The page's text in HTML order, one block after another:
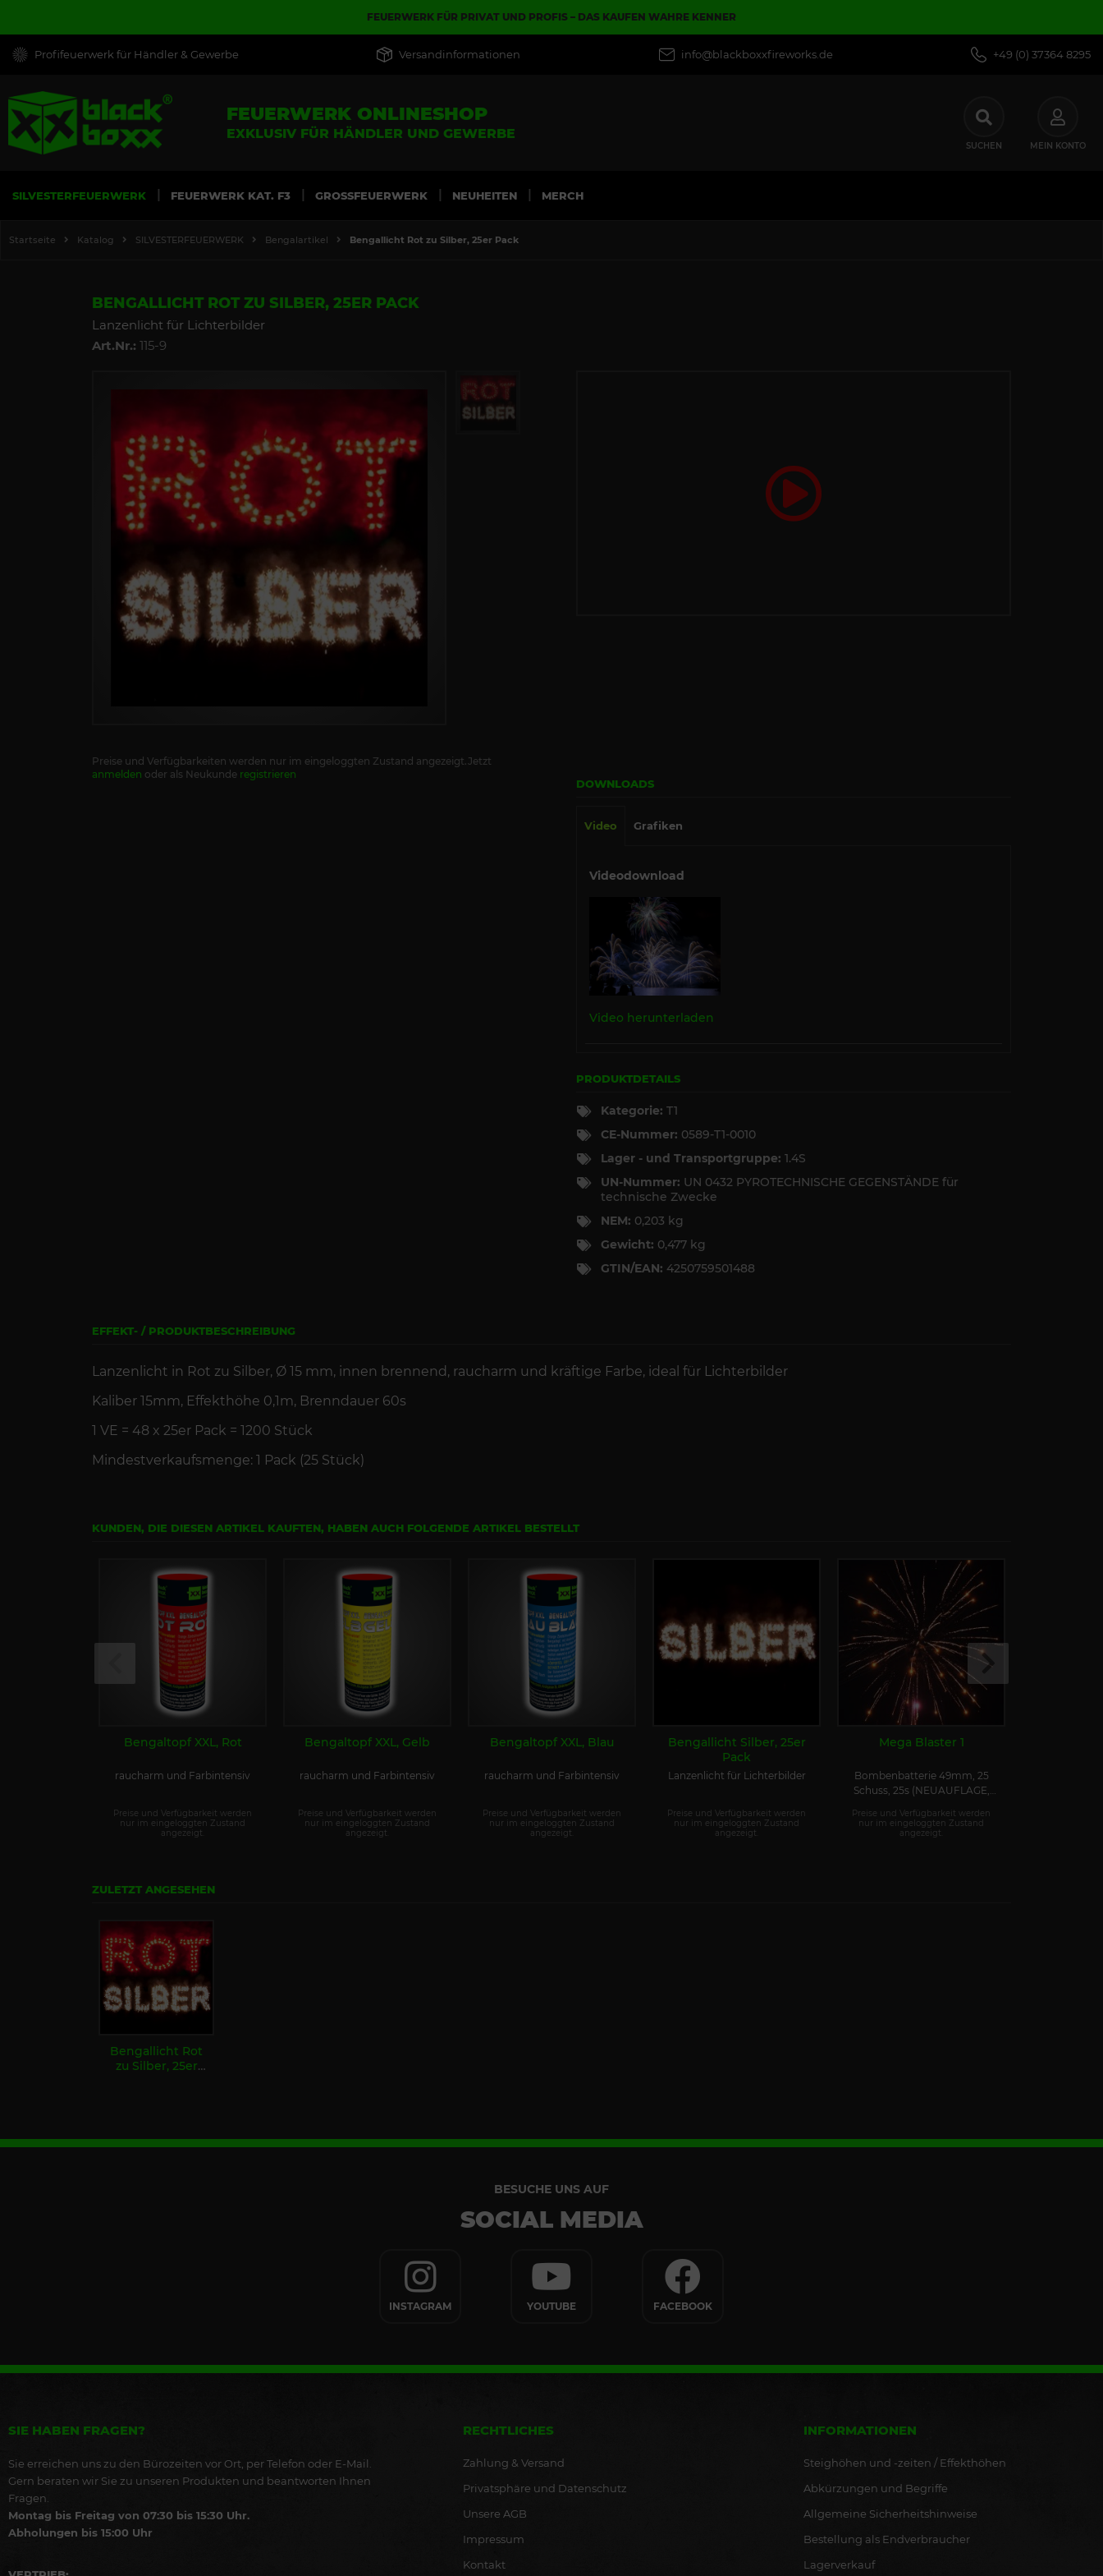
FEUERWERK FÜR PRIVAT UND PROFIS – DAS KAUFEN WAHRE KENNER
Profifeuerwerk für Händler & Gewerbe Versandinformationen info@blackboxxfireworks.de +49 (0) 37364 8295
FEUERWERK ONLINESHOP
EXKLUSIV FÜR HÄNDLER UND GEWERBE
SUCHEN MEIN KONTO
SILVESTERFEUERWERK FEUERWERK KAT. F3 GROSSFEUERWERK NEUHEITEN MERCH
Startseite Katalog SILVESTERFEUERWERK Bengalartikel Bengallicht Rot zu Silber, 25er Pack
BENGALLICHT ROT ZU SILBER, 25ER PACK
Lanzenlicht für Lichterbilder
Art.Nr.: 115-9
Preise und Verfügbarkeiten werden nur im eingeloggten Zustand angezeigt.Jetzt
anmelden oder als Neukunde registrieren
DOWNLOADS
Video Grafiken
Videodownload
Video herunterladen
PRODUKTDETAILS
Kategorie: T1
CE-Nummer: 0589-T1-0010
Lager - und Transportgruppe: 1.4S
UN-Nummer: UN 0432 PYROTECHNISCHE GEGENSTÄNDE für
technische Zwecke
NEM: 0,203 kg
Gewicht: 0,477 kg
GTIN/EAN: 4250759501488
EFFEKT- / PRODUKTBESCHREIBUNG
Lanzenlicht in Rot zu Silber, Ø 15 mm, innen brennend, raucharm und kräftige Farbe, ideal für Lichterbilder
Kaliber 15mm, Effekthöhe 0,1m, Brenndauer 60s
1 VE = 48 x 25er Pack = 1200 Stück
Mindestverkaufsmenge: 1 Pack (25 Stück)
KUNDEN, DIE DIESEN ARTIKEL KAUFTEN, HABEN AUCH FOLGENDE ARTIKEL BESTELLT
Bengaltopf XXL, Rot
raucharm und Farbintensiv
Preise und Verfügbarkeit werden
nur im eingeloggten Zustand
angezeigt.
Bengaltopf XXL, Gelb
raucharm und Farbintensiv
Preise und Verfügbarkeit werden
nur im eingeloggten Zustand
angezeigt.
Bengaltopf XXL, Blau
raucharm und Farbintensiv
Preise und Verfügbarkeit werden
nur im eingeloggten Zustand
angezeigt.
Bengallicht Silber, 25er
Pack
Lanzenlicht für Lichterbilder
Preise und Verfügbarkeit werden
nur im eingeloggten Zustand
angezeigt.
Mega Blaster 1
Bombenbatterie 49mm, 25
Schuss, 25s (NEUAUFLAGE,
Preise und Verfügbarkeit werden
nur im eingeloggten Zustand
angezeigt.
ZULETZT ANGESEHEN
Bengallicht Rot
zu Silber, 25er
BESUCHE UNS AUF
SOCIAL MEDIA
INSTAGRAM YOUTUBE FACEBOOK
SIE HABEN FRAGEN?
Sie erreichen uns zu den Bürozeiten vor Ort, per Telefon oder E-Mail.
Gern beraten wir Sie zu unseren Produkten und beantworten Ihnen
Fragen.
Montag bis Freitag von 07:30 bis 15:30 Uhr.
Abholungen bis 15:00 Uhr
RECHTLICHES
Zahlung & Versand
Privatsphäre und Datenschutz
Unsere AGB
Impressum
Kontakt
INFORMATIONEN
Steighöhen und -zeiten / Effekthöhen
Abkürzungen und Begriffe
Allgemeine Sicherheitshinweise
Bestellung als Endverbraucher
Lagerverkauf